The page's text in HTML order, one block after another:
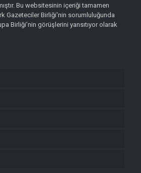
Bu websitesinin içeriği tamamen
Gazeteciler Birliği'nin sorumluluğunda
Birliği’nin görüşlerini yansıtıyor olarak